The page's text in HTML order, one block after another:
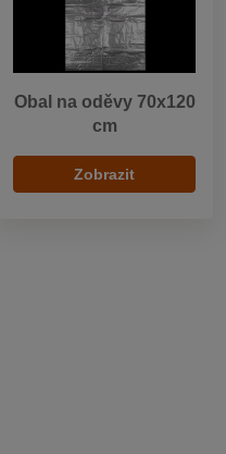
Obal na oděvy 70x120
cm
Zobrazit